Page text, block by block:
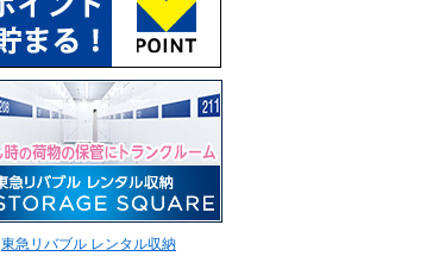
東急リバブル レンタル収納